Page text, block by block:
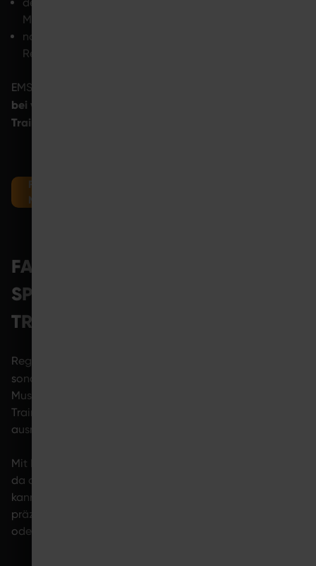
Muskelerhalt zu legen
nach jeder Einheit bewusste
Regenerationsstrategien zu verfolgen
EMS-Training wird auch im Alter gerne genutzt, weil es
bei vergleichsweise kurzer Bewegungsdauer eine hohe
Trainingsintensität
FINDE JETZT EIN COMPETENCE CENTER IN DEINER
NÄHE
FAZIT: REGENERATION NACH DEM
SPORT IST EIN AKTIVER TEIL DES
TRAININGS
Regeneration nach dem Sport ist kein passiver Zustand,
sondern
Muskelregeneration entscheidet darüber, ob du durch
Trainingsreize Fortschritte erzielst oder dein Körper nicht
ausreichend Zeit zur Erholung bekommt.
Mit EMS-Training kannst du diesen Prozess beeinflussen,
da du Trainingsreize sehr gezielt und steuerbar setzen
kannst. Dadurch kannst du Belastung und Erholung
präziser aufeinander abstimmen, unabhängig von Alter
oder Trainingslevel.